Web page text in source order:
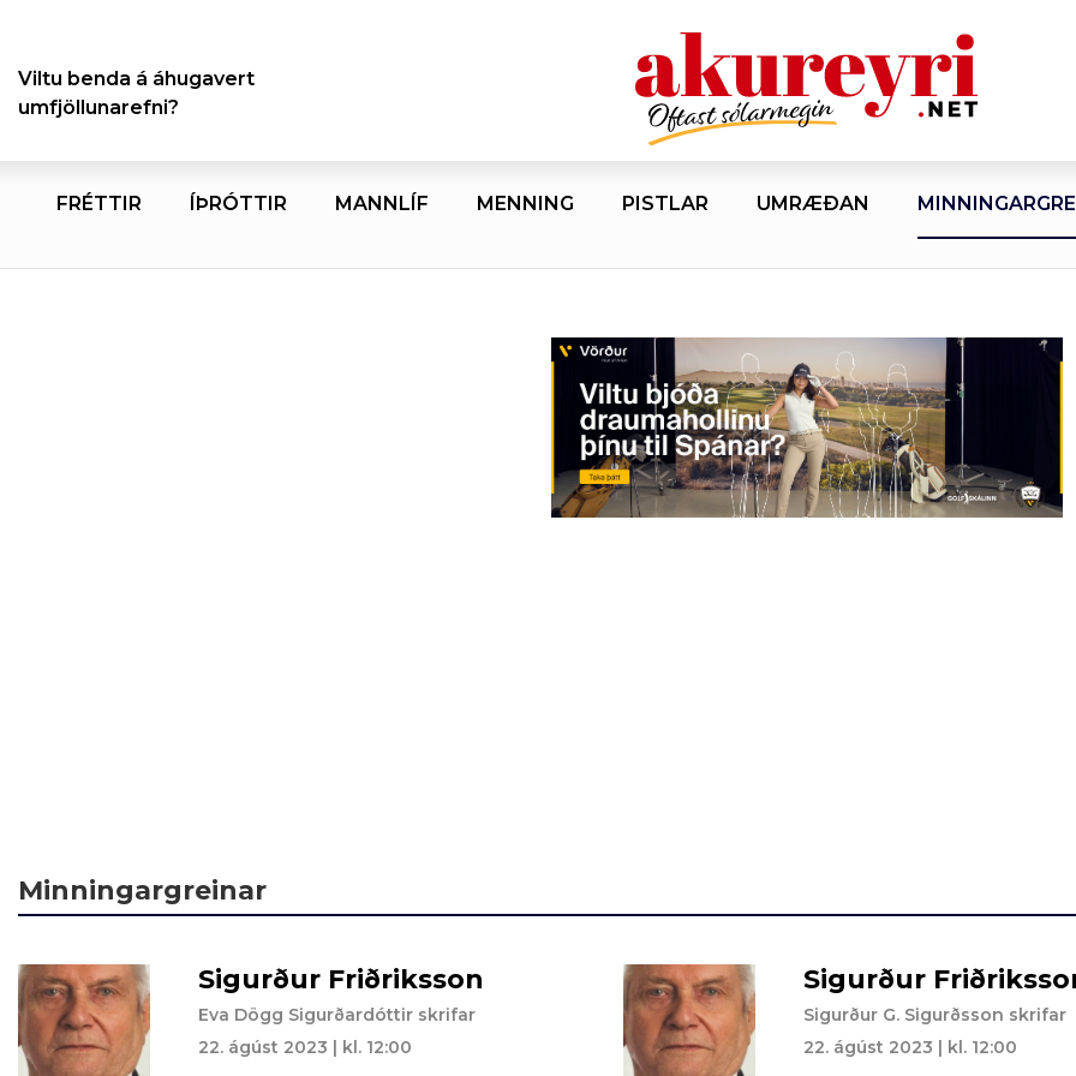
Viltu benda á áhugavert
umfjöllunarefni?
FRÉTTIR ÍÞRÓTTIR MANNLÍF MENNING PISTLAR UMRÆÐAN
Minningargreinar
Sigurður Friðriksson
Eva Dögg Sigurðardóttir skrifar
22. ágúst 2023 | kl. 12:00
Sigurður
Sigurður G. Sigurðsson skrifar
22. ágúst 2023 | kl. 12:00